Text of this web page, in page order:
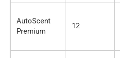
AutoScent
Premium
12